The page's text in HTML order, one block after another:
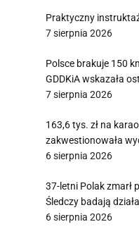
Praktyczny
7 sierpnia 2026
Polsce brakuje 150
GDDKiA wskazała
7 sierpnia 2026
163,6 tys. zł na
zakwestionowała
6 sierpnia 2026
37-letni Polak zmarł
Śledczy badają
6 sierpnia 2026